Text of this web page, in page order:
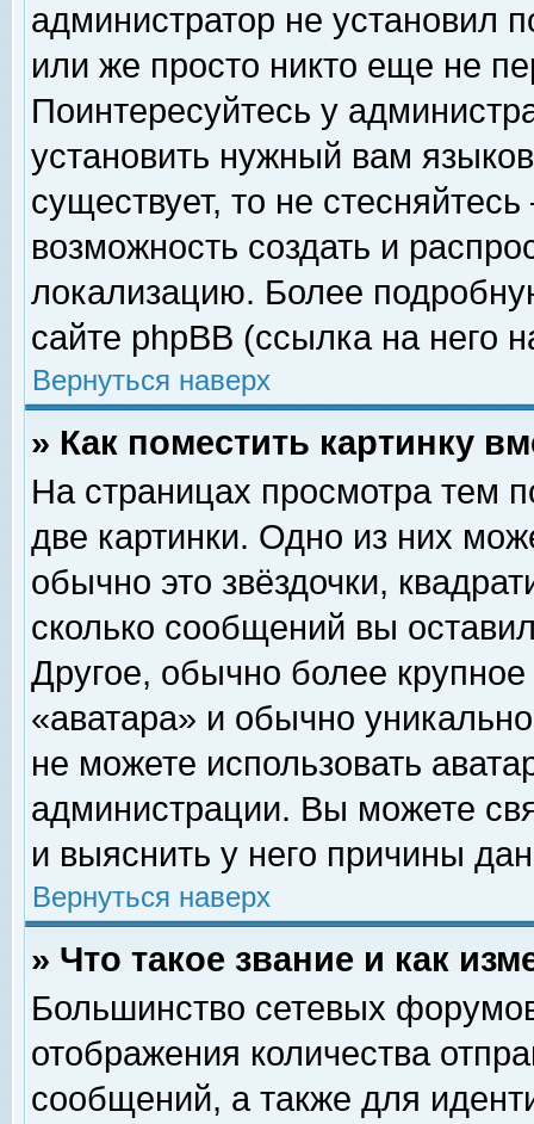
администратор не установил
или же просто никто еще не
Поинтересуйтесь у
установить нужный вам
существует, то не
возможность создать и
локализацию. Более
сайте phpBB (ссылка на него
Вернуться наверх
» Как поместить картинку
На страницах просмотра тем
две картинки. Одно из них
обычно это звёздочки,
сколько сообщений вы
Другое, обычно более
«аватара» и обычно
не можете использовать
администрации. Вы можете
и выяснить у него причины
Вернуться наверх
» Что такое звание и как
Большинство сетевых
отображения количества
сообщений, а также для